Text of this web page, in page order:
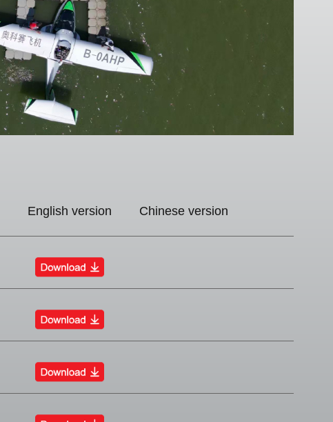
English version Chinese version